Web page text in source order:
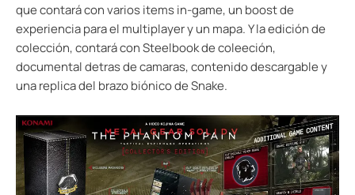
que contará con varios items in-game, un boost de
experiencia para el multiplayer y un mapa. Y la edición de
colección, contará con Steelbook de coleeción,
documental detras de camaras, contenido descargable y
una replica del brazo biónico de Snake.